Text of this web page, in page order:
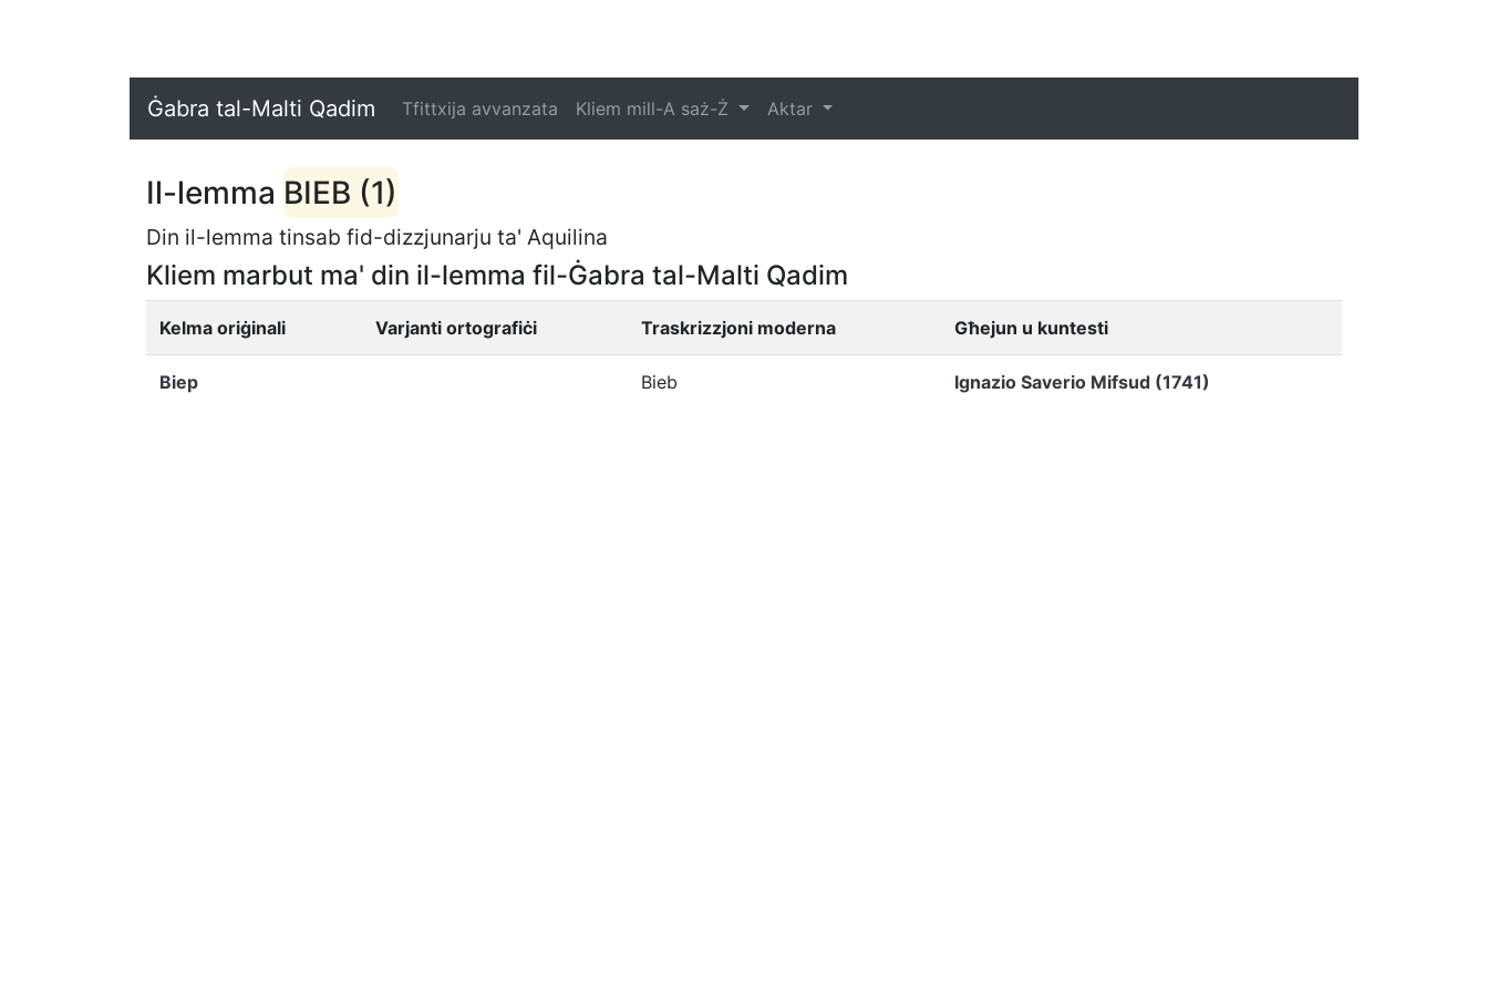
Ġabra tal-Malti Qadim Tfittxija avvanzata Kliem mill-A saż-Ż Aktar
Il-lemma BIEB (1)
Din il-lemma tinsab fid-dizzjunarju ta' Aquilina
Kliem marbut ma' din il-lemma fil-Ġabra tal-Malti Qadim
Kelma oriġinali Varjanti ortografiċi Traskrizzjoni moderna Għejun u kuntesti
Biep Bieb Ignazio Saverio Mifsud (1741)